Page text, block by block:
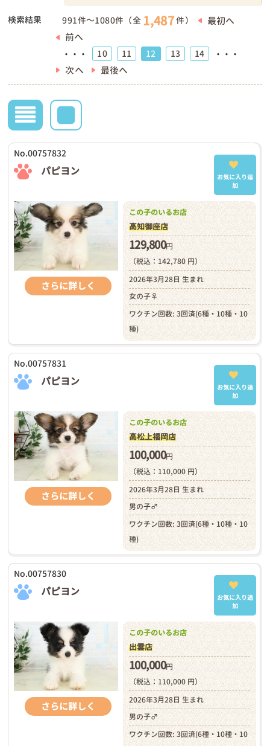
検索結果 991件～1080件（全 1,487件）
最初へ
前へ
・・・ 10 11 12 13 14 ・・・
次へ 最後へ
No.00757832
パピヨン
お気に入り追
加
さらに詳しく
この子のいるお店
高知御座店
129,800円
（税込：142,780 円）
2026年3月28日 生まれ
女の子♀
ワクチン回数: 3回済(6種・10種・10
種)
No.00757831
パピヨン
お気に入り追
加
さらに詳しく
この子のいるお店
高松上福岡店
100,000円
（税込：110,000 円）
2026年3月28日 生まれ
男の子♂
ワクチン回数: 3回済(6種・10種・10
種)
No.00757830
パピヨン
お気に入り追
加
さらに詳しく
この子のいるお店
出雲店
100,000円
（税込：110,000 円）
2026年3月28日 生まれ
男の子♂
ワクチン回数: 3回済(6種・10種・10